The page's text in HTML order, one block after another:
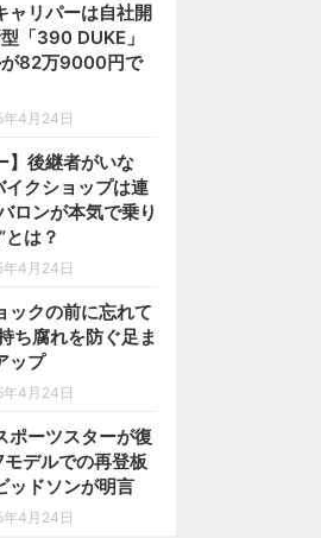
ャリパーは自社開
「390 DUKE」
82万9000円で
4月24日
】後継者がいな
クショップは連
ロンが本気で乗り
とは？
4月24日
ックの前に忘れて
ち腐れを防ぐ足ま
ップ
4月24日
ポーツスターが復
デルでの再登板
ッドソンが明言
4月24日